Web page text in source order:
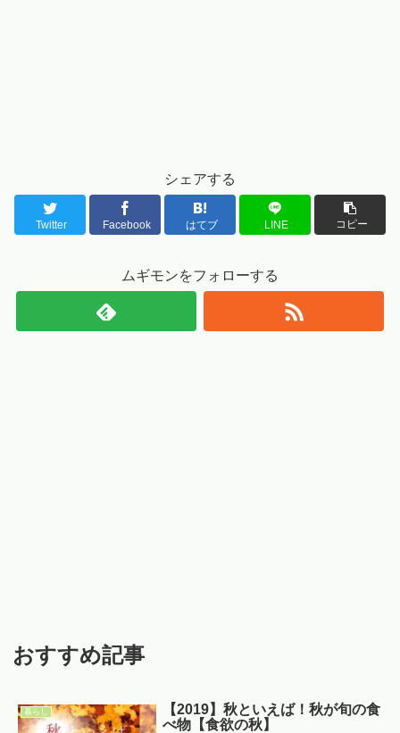
シェアする
Twitter Facebook はてブ LINE コピー
ムギモンをフォローする
おすすめ記事
暮らし
【2019】秋といえば！秋が旬の食
べ物【食欲の秋】